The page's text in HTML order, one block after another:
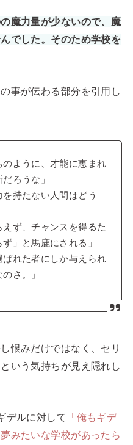
魔力量が少ないので、魔
でした。そのため学校を
事が伝わる部分を引用し
のように、才能に恵まれ
ろうな」
を持たない人間はどう
えず、チャンスを得るた
」と馬鹿にされる」
ばれた者にしか与えられ
さ。」
恨みだけではなく、セリ
いう気持ちが見え隠れし
デルに対して
「俺もギデ
みたいな学校があったら